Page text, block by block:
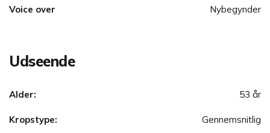
Voice over Nybegynder
Udseende
Alder: 53 år
Kropstype: Gennemsnitlig